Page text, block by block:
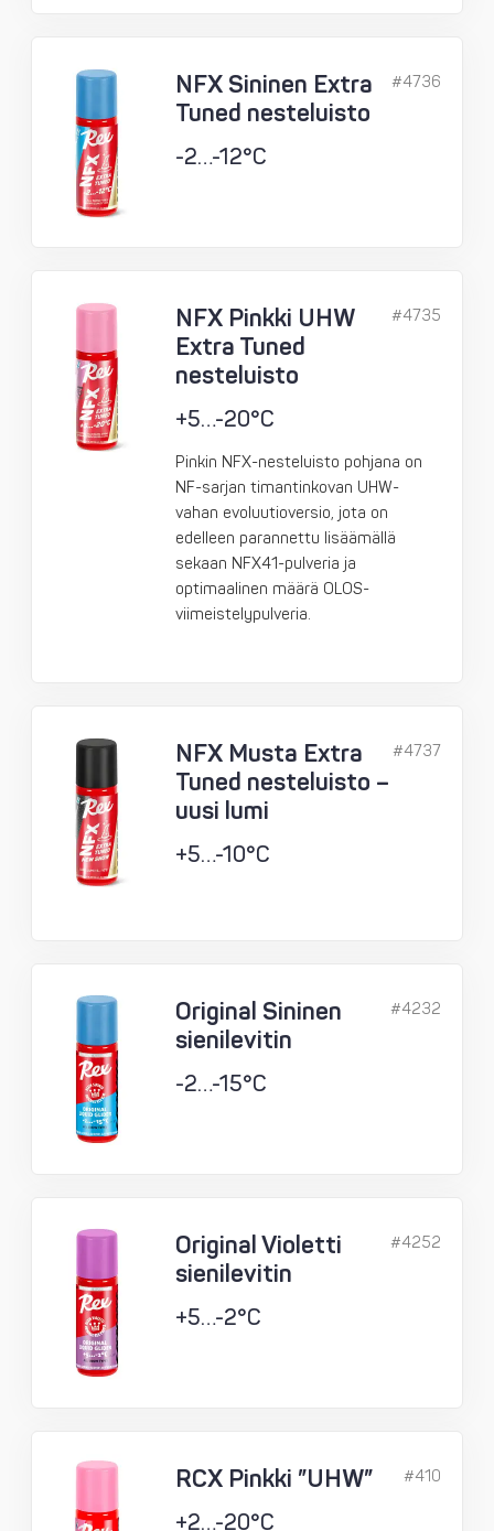
NFX Sininen Extra
Tuned nesteluisto
-2…-12°C
#4736
NFX Pinkki UHW
Extra Tuned
nesteluisto
+5…-20°C
Pinkin NFX-nesteluisto pohjana on
NF-sarjan timantinkovan UHW-
vahan evoluutioversio, jota on
edelleen parannettu lisäämällä
sekaan NFX41-pulveria ja
optimaalinen määrä OLOS-
viimeistelypulveria.
#4735
NFX Musta Extra
Tuned nesteluisto –
uusi lumi
+5…-10°C
#4737
Original Sininen
sienilevitin
-2…-15°C
#4232
Original Violetti
sienilevitin
+5…-2°C
#4252
RCX Pinkki ”UHW”
+2…-20°C
#410